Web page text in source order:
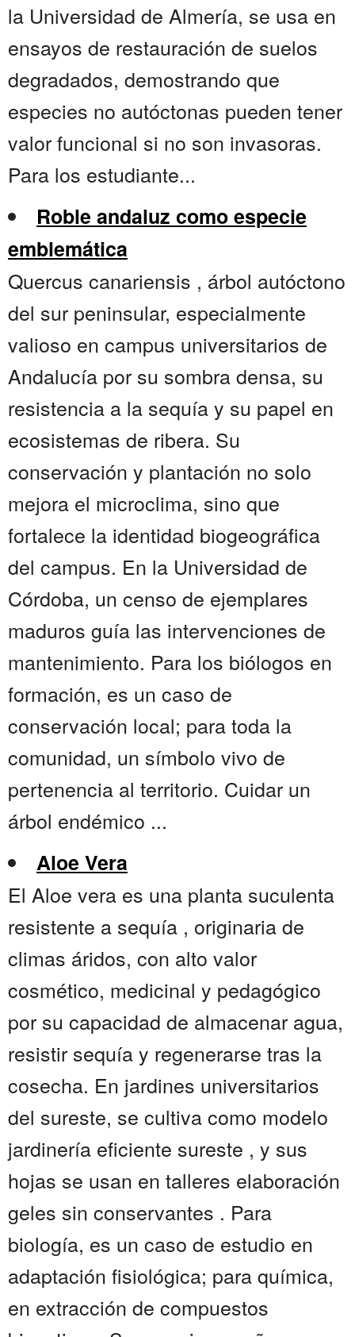
la Universidad de Almería, se usa en
ensayos de restauración de suelos
degradados, demostrando que
especies no autóctonas pueden tener
valor funcional si no son invasoras.
Para los estudiante...
Roble andaluz como especie
emblemática
Quercus canariensis , árbol autóctono
del sur peninsular, especialmente
valioso en campus universitarios de
Andalucía por su sombra densa, su
resistencia a la sequía y su papel en
ecosistemas de ribera. Su
conservación y plantación no solo
mejora el microclima, sino que
fortalece la identidad biogeográfica
del campus. En la Universidad de
Córdoba, un censo de ejemplares
maduros guía las intervenciones de
mantenimiento. Para los biólogos en
formación, es un caso de
conservación local; para toda la
comunidad, un símbolo vivo de
pertenencia al territorio. Cuidar un
árbol endémico ...
Aloe Vera
El Aloe vera es una planta suculenta
resistente a sequía , originaria de
climas áridos, con alto valor
cosmético, medicinal y pedagógico
por su capacidad de almacenar agua,
resistir sequía y regenerarse tras la
cosecha. En jardines universitarios
del sureste, se cultiva como modelo
jardinería eficiente sureste , y sus
hojas se usan en talleres elaboración
geles sin conservantes . Para
biología, es un caso de estudio en
adaptación fisiológica; para química,
en extracción de compuestos